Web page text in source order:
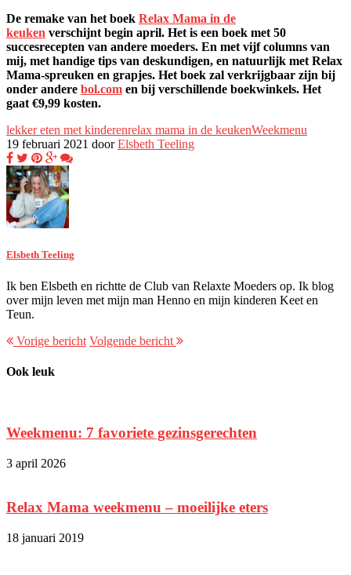
De remake van het boek Relax Mama in de
keuken verschijnt begin april. Het is een boek met 50
succesrecepten van andere moeders. En met vijf columns van
mij, met handige tips van deskundigen, en natuurlijk met Relax
Mama-spreuken en grapjes. Het boek zal verkrijgbaar zijn bij
onder andere bol.com en bij verschillende boekwinkels. Het
gaat €9,99 kosten.
lekker eten met kinderenrelax mama in de keukenWeekmenu
19 februari 2021 doorElsbeth Teeling
Elsbeth Teeling
Ik ben Elsbeth en richtte de Club van Relaxte Moeders op. Ik blog
over mijn leven met mijn man Henno en mijn kinderen Keet en
Teun.
Vorige bericht Volgende bericht
Ook leuk
Weekmenu: 7 favoriete gezinsgerechten
3 april 2026
Relax Mama weekmenu – moeilijke eters
18 januari 2019